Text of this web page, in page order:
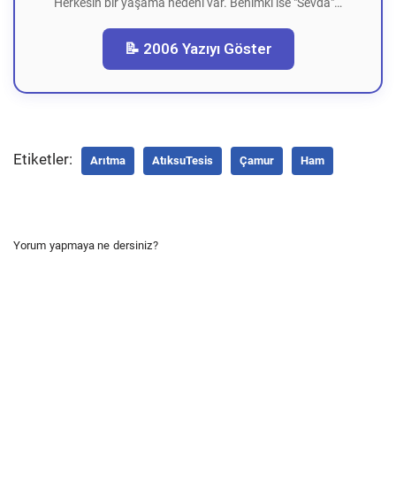
📝 2006 Yazıyı Göster
Etiketler: Arıtma AtıksuTesis Çamur Ham
Yorum yapmaya ne dersiniz?